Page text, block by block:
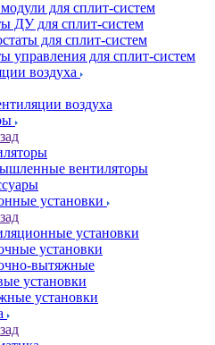
для сплит-систем
ДУ для сплит-систем
для сплит-систем
управления для сплит-систем
воздуха
воздуха
вентиляторы
установки
установки
установки
вытяжные
установки
установки